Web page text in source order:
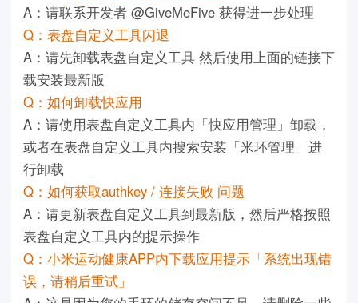
A：请联系开发者 @GiveMeFive 获得进一步处理
Q：表盘自定义工具闪退
A：请先卸载表盘自定义工具 然后使用上面的链接下
载安装最新版
Q：如何卸载快应用
A：请使用表盘自定义工具内「快应用管理」卸载，
或者在表盘自定义工具内搜索安装「米环管理」进
行卸载
Q：如何获取authkey / 连接失败 问题
A：请更新表盘自定义工具到最新版，然后严格按照
表盘自定义工具内的提示操作
Q：小米运动健康APP内下载应用提示「系统出现错
误，请稍后重试」